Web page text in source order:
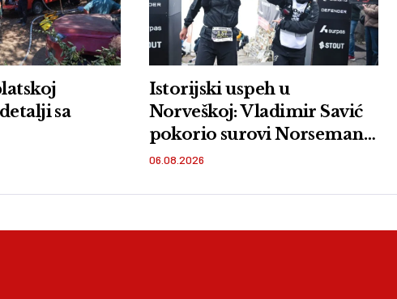
sa
Istorijski uspeh u
Norveškoj: Vladimir Savić
pokorio surovi Norseman
Xtri
06.08.2026